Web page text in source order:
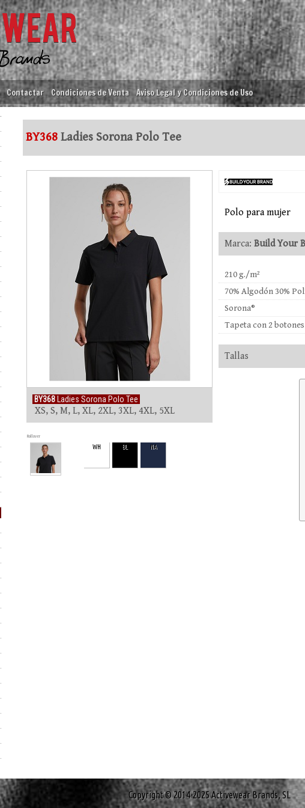
Contactar Condiciones de Venta Aviso Legal y Condiciones de Uso
BY368 Ladies Sorona Polo Tee
BY368 Ladies Sorona Polo Tee
XS, S, M, L, XL, 2XL, 3XL, 4XL, 5XL
Rollover
WH BL NA
Polo para mujer
Marca: Build Your
210 g./m²
70% Algodón 30%
Sorona®
Tapeta con 2 botones
Tallas
Copyright © 2014-2025 Activewear Brands, SL